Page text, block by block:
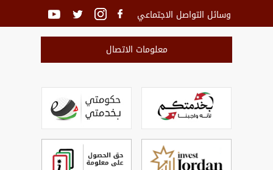
وسائل التواصل الاجتماعي
معلومات الاتصال